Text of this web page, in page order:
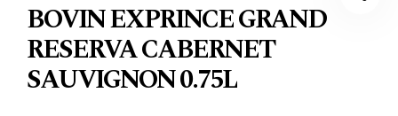
BOVIN EXPRINCE GRAND
RESERVA CABERNET
SAUVIGNON 0.75L